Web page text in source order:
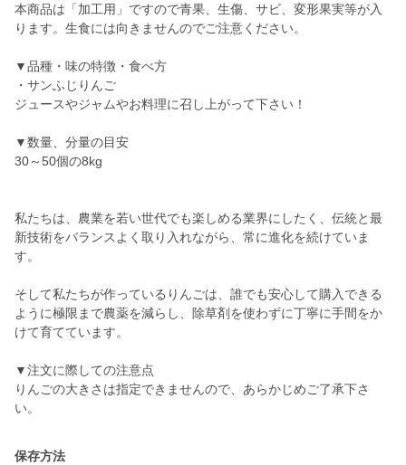
本商品は「加工用」ですので青果、生傷、サビ、変形果実等が入
ります。生食には向きませんのでご注意ください。
▼品種・味の特徴・食べ方
・サンふじりんご
ジュースやジャムやお料理に召し上がって下さい！
▼数量、分量の目安
30～50個の8kg
私たちは、農業を若い世代でも楽しめる業界にしたく、伝統と最
新技術をバランスよく取り入れながら、常に進化を続けていま
す。
そして私たちが作っているりんごは、誰でも安心して購入できる
ように極限まで農薬を減らし、除草剤を使わずに丁寧に手間をか
けて育てています。
▼注文に際しての注意点
りんごの大きさは指定できませんので、あらかじめご了承下さ
い。
保存方法